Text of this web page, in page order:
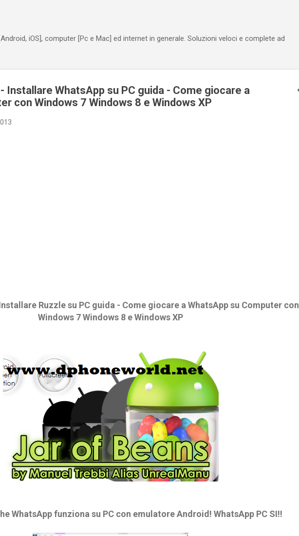
iOS], computer [Pc e Mac] ed internet in generale. Soluzioni veloci e complete ad
Installare WhatsApp su PC guida - Come giocare a
con Windows 7 Windows 8 e Windows XP
Ruzzle su PC guida - Come giocare a WhatsApp su Computer con
Windows 7 Windows 8 e Windows XP
WhatsApp funziona su PC con emulatore Android! WhatsApp PC SI!!